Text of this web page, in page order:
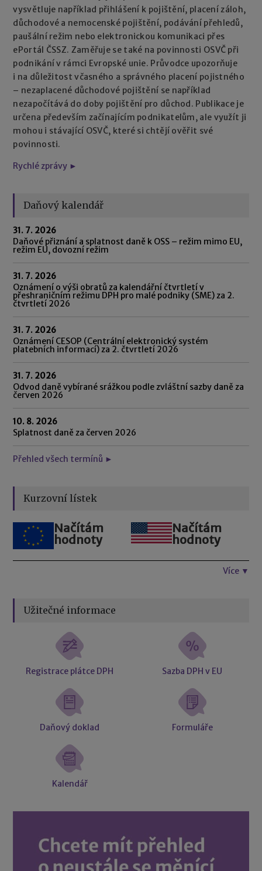
vysvětluje například přihlášení k pojištění, placení záloh,
důchodové a nemocenské pojištění, podávání přehledů,
paušální režim nebo elektronickou komunikaci přes
ePortál ČSSZ. Zaměřuje se také na povinnosti OSVČ při
podnikání v rámci Evropské unie. Průvodce upozorňuje
i na důležitost včasného a správného placení pojistného
– nezaplacené důchodové pojištění se například
nezapočítává do doby pojištění pro důchod. Publikace je
určena především začínajícím podnikatelům, ale využít ji
mohou i stávající OSVČ, které si chtějí ověřit své
povinnosti.
Rychlé zprávy ►
Daňový kalendář
31. 7. 2026
Daňové přiznání a splatnost daně k OSS – režim mimo EU,
režim EU, dovozní režim
31. 7. 2026
Oznámení o výši obratů za kalendářní čtvrtletí v
přeshraničním režimu DPH pro malé podniky (SME) za 2.
čtvrtletí 2026
31. 7. 2026
Oznámení CESOP (Centrální elektronický systém
platebních informací) za 2. čtvrtletí 2026
31. 7. 2026
Odvod daně vybírané srážkou podle zvláštní sazby daně za
červen 2026
10. 8. 2026
Splatnost daně za červen 2026
Přehled všech termínů ►
Kurzovní lístek
Načítám
hodnoty
Načítám
hodnoty
Více ▼
Užitečné informace
Registrace plátce DPH Sazba DPH v EU
Daňový doklad Formuláře
Kalendář